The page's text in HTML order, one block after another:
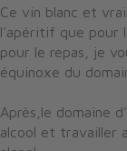
Ce vin blanc et
l'apéritif que pour
pour le repas, je
équinoxe du
Après,le domaine
alcool et travailler